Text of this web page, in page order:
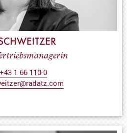
+43 1 66 110-0